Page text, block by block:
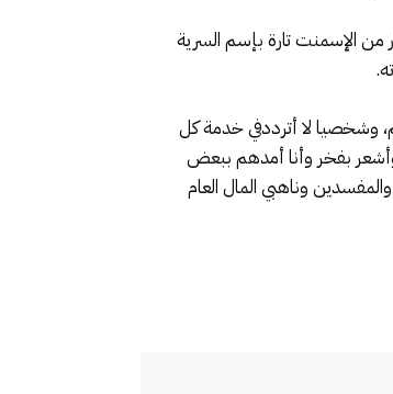
الإسمنت تارة بإسم السرية
وشخصيا لا أترددفي خدمة كل
وأشعر بفخر وأنا أمدهم ببعض
وناهبي المال العام